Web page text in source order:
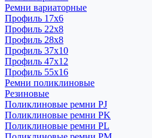
Ремни вариаторные
Профиль 17x6
Профиль 22x8
Профиль 28x8
Профиль 37x10
Профиль 47x12
Профиль 55x16
Ремни поликлиновые
Резиновые
Поликлиновые ремни PJ
Поликлиновые ремни PK
Поликлиновые ремни PL